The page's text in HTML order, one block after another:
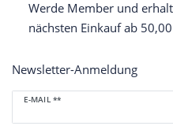
Werde Member und
nächsten Einkauf ab
Newsletter-Anmeldung
E-MAIL **
Newsletter
Honig